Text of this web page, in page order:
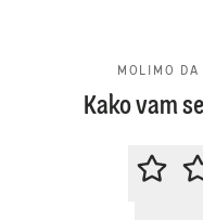
MOLIMO DA
Kako vam